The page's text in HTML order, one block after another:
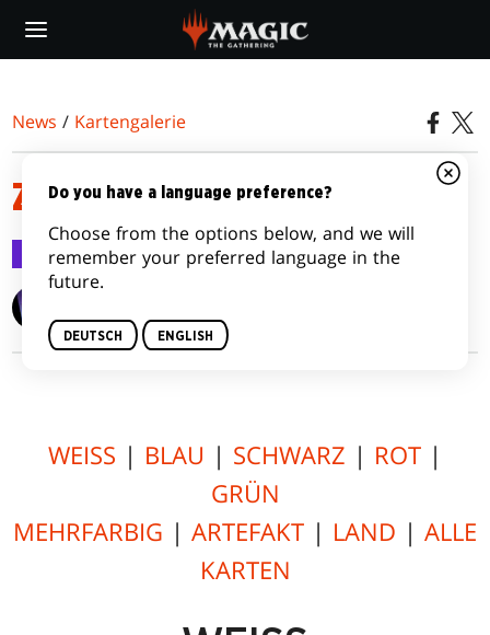
main
News / Kartengalerie
ZEITSPIRALE REMASTERED
Kartengalerie 6. März 2021
WEISS | BLAU | SCHWARZ | ROT |
GRÜN
MEHRFARBIG | ARTEFAKT | LAND | ALLE
KARTEN
Do you have a language preference?
Choose from the options below, and we will
remember your preferred language in the
future.
DEUTSCH ENGLISH